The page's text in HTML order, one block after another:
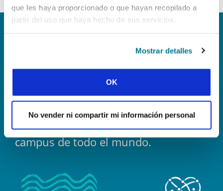
que les haya proporcionado o que hayan recopilado a
partir del uso que haya hecho de sus servicios.
Mostrar detalles
OK
No vender ni compartir mi información personal
¿QUÉ PODREMOS LOGRAR JUNTOS?
El Día Mundial de la Generosidad es
un evento de 48 horas que abarca
todo el mundo y que invita a
estudiantes y simpatizantes como TÚ
a unirse a la obra de Dios en los
campus de todo el mundo.